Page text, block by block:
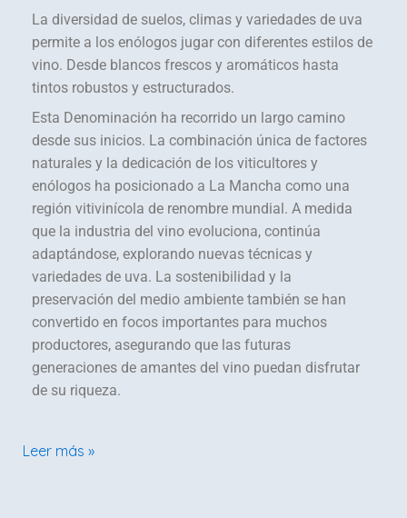
La diversidad de suelos, climas y variedades de uva
permite a los enólogos jugar con diferentes estilos de
vino. Desde blancos frescos y aromáticos hasta
tintos robustos y estructurados.
Esta Denominación ha recorrido un largo camino
desde sus inicios. La combinación única de factores
naturales y la dedicación de los viticultores y
enólogos ha posicionado a La Mancha como una
región vitivinícola de renombre mundial. A medida
que la industria del vino evoluciona, continúa
adaptándose, explorando nuevas técnicas y
variedades de uva. La sostenibilidad y la
preservación del medio ambiente también se han
convertido en focos importantes para muchos
productores, asegurando que las futuras
generaciones de amantes del vino puedan disfrutar
de su riqueza.
Leer más »